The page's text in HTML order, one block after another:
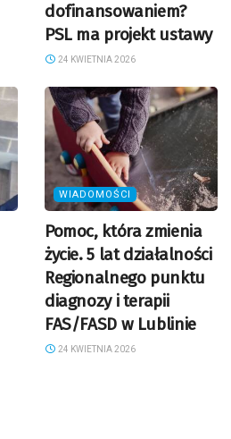
dofinansowaniem?
PSL ma projekt ustawy
24 KWIETNIA 2026
WIADOMOŚCI
Pomoc, która zmienia
życie. 5 lat działalności
Regionalnego punktu
diagnozy i terapii
FAS/FASD w Lublinie
24 KWIETNIA 2026